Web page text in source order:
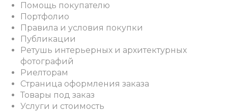
Помощь покупателю
Портфолио
Правила и условия покупки
Публикации
Ретушь интерьерных и архитектурных
фотографий
Риелторам
Страница оформления заказа
Товары под заказ
Услуги и стоимость